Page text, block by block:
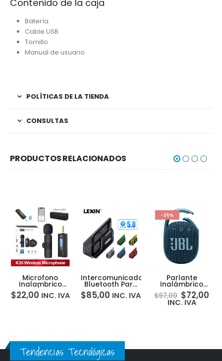
Contenido de la caja
Batería
Cable USB
Tornillo
Manual de usuario
POLÍTICAS DE LA TIENDA
CONSULTAS
PRODUCTOS RELACIONADOS
Microfono
Inalambrico
Celular/Parlante/Amplificador
3.5mm K35
$22,00 INC. IVA
Intercomunicador
Bluetooth Para
Casco Lexin Et-
com 1000m
$85,00 INC. IVA
-26%
Parlante
Inalámbrico
Bluetooth JBL
CLIP 4 IPX67
$97,00 $72,00
INC. IVA
Tendencias Tecnológicas